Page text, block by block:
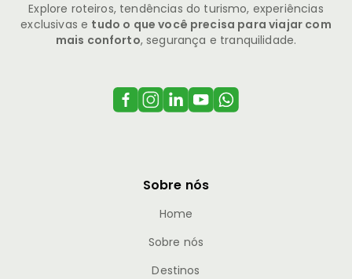
Explore roteiros, tendências do turismo, experiências
exclusivas e tudo o que você precisa para viajar com
mais conforto, segurança e tranquilidade.
Sobre nós
Home
Sobre nós
Destinos